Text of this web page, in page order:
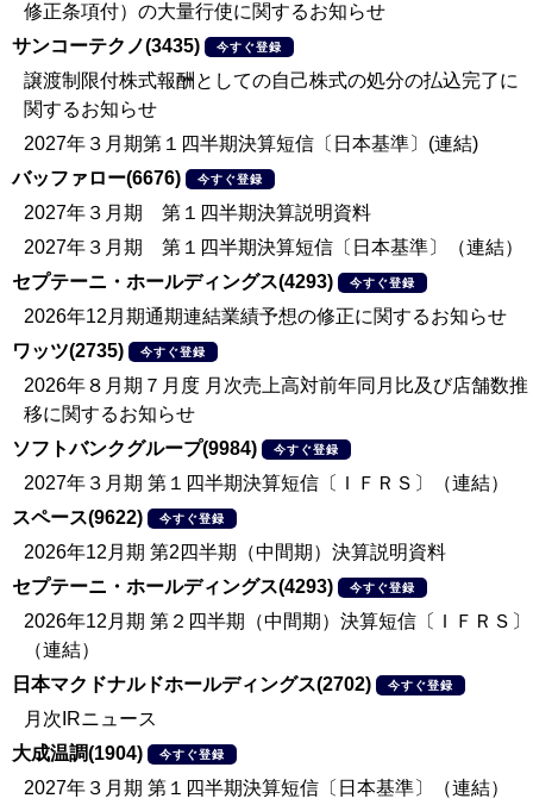
修正条項付）の大量行使に関するお知らせ
サンコーテクノ(3435)
今すぐ登録
譲渡制限付株式報酬としての自己株式の処分の払込完了に
関するお知らせ
2027年３月期第１四半期決算短信〔日本基準〕(連結)
バッファロー(6676)
今すぐ登録
2027年３月期 第１四半期決算説明資料
2027年３月期 第１四半期決算短信〔日本基準〕（連結）
セプテーニ・ホールディングス(4293)
今すぐ登録
2026年12月期通期連結業績予想の修正に関するお知らせ
ワッツ(2735)
今すぐ登録
2026年８月期７月度 月次売上高対前年同月比及び店舗数推
移に関するお知らせ
ソフトバンクグループ(9984)
今すぐ登録
2027年３月期 第１四半期決算短信〔ＩＦＲＳ〕（連結）
スペース(9622)
今すぐ登録
2026年12月期 第2四半期（中間期）決算説明資料
セプテーニ・ホールディングス(4293)
今すぐ登録
2026年12月期 第２四半期（中間期）決算短信〔ＩＦＲＳ〕
（連結）
日本マクドナルドホールディングス(2702)
今すぐ登録
月次IRニュース
大成温調(1904)
今すぐ登録
2027年３月期 第１四半期決算短信〔日本基準〕（連結）